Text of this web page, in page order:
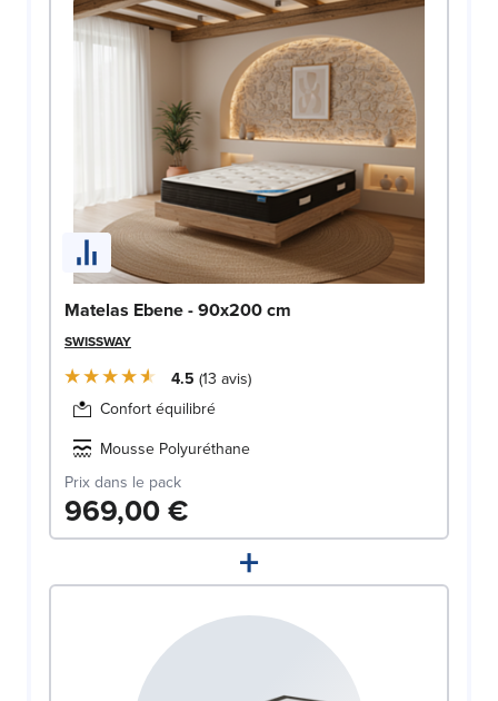
Matelas Ebene - 90x200 cm
SWISSWAY
4.5 13 avis
Confort équilibré
Mousse Polyuréthane
Prix dans le pack
969,00 €
+